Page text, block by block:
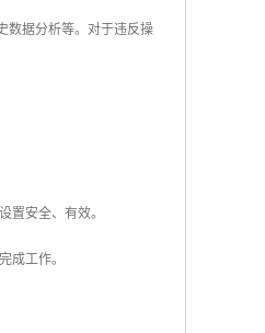
数据分析等。对于违反操
置安全、有效。
成工作。